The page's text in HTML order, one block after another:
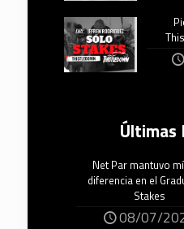
Últimas
Net Par mantuvo
diferencia en el
Stakes
08/07/